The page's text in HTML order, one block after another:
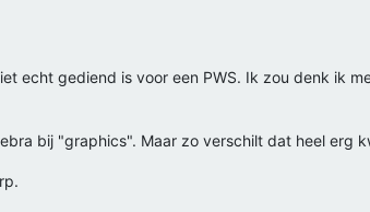
echt gediend is voor een PWS. Ik zou denk ik
bij "graphics". Maar zo verschilt dat heel erg